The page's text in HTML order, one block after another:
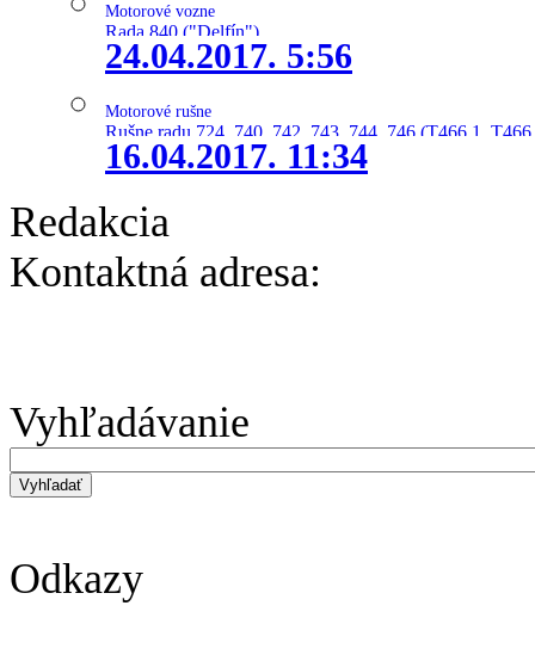
Motorové vozne
Rada 840 ("Delfín")
24.04.2017. 5:56
Motorové rušne
Rušne radu 724, 740, 742, 743, 744, 746 (T466.1,
16.04.2017. 11:34
Redakcia
Kontaktná adresa:
Vyhľadávanie
Odkazy